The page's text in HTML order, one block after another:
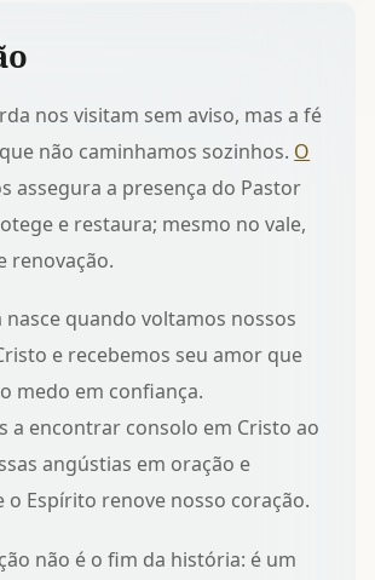
nos visitam sem aviso, mas a fé
não caminhamos sozinhos. O
assegura a presença do Pastor
e restaura; mesmo no vale,
renovação.
nasce quando voltamos nossos
e recebemos seu amor que
medo em confiança.
a encontrar consolo em Cristo ao
angústias em oração e
Espírito renove nosso coração.
não é o fim da história: é um